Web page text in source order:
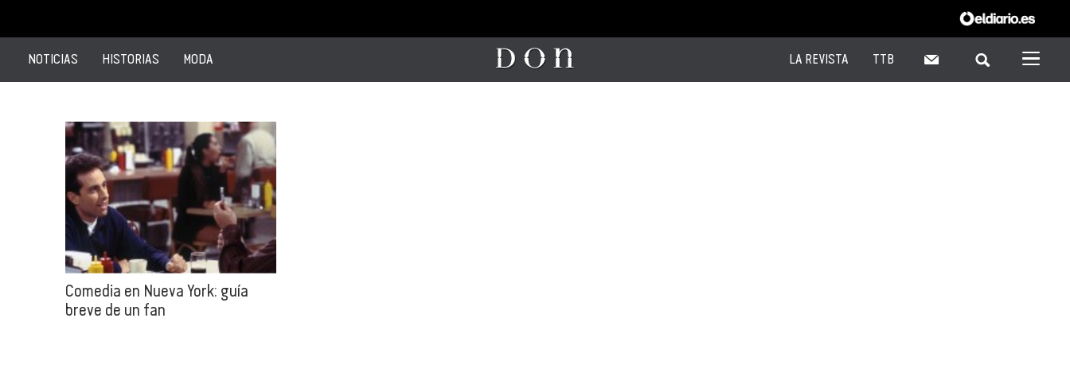
NOTICIAS HISTORIAS MODA LA REVISTA TTB
Comedia en Nueva York: guía
breve de un fan